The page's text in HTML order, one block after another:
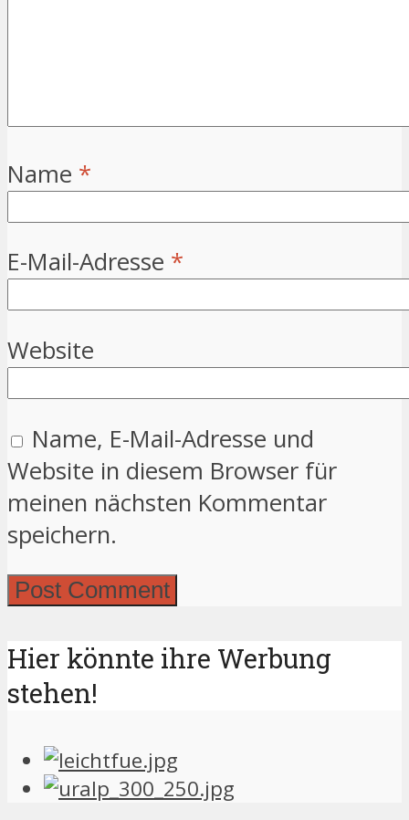
Name *
E-Mail-Adresse *
Website
Name, E-Mail-Adresse und
Website in diesem Browser für
meinen nächsten Kommentar
speichern.
Hier könnte ihre Werbung
stehen!